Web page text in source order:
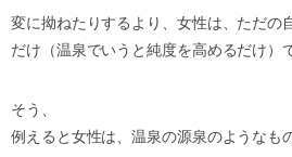
変に拗ねたりするより、女性は、ただの
だけ（温泉でいうと純度を高めるだけ）
そう、
例えると女性は、温泉の源泉のようなも